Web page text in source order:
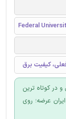
Federal
در کوتاه ترین
عرضه؛ روی